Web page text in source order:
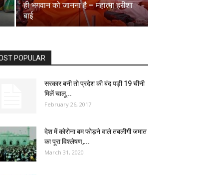
ही भगवान को जानना है – महात्मा हरीशा
बाई
POPULAR
सरकार बनी तो प्रदेश की बंद पड़ी 19 चीनी
मिलें चालू...
February 26, 2017
देश में कोरोना बम फोड़ने वाले तबलीगी जमात
का पूरा विश्लेषण,...
March 31, 2020